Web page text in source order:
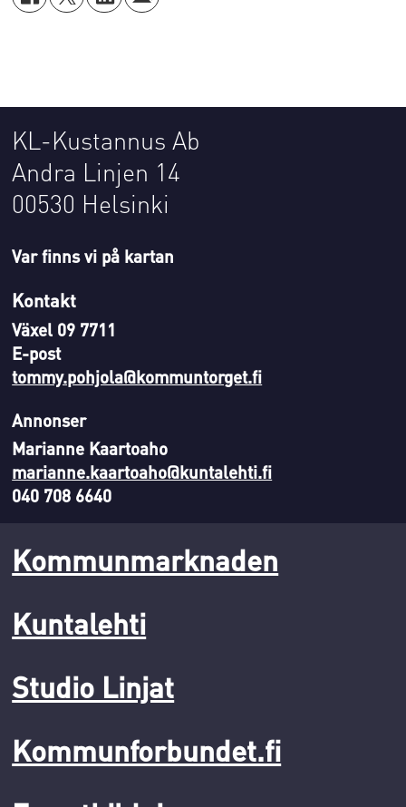
KL-Kustannus Ab
Andra Linjen 14
00530 Helsinki
Var finns vi på kartan
Kontakt
Växel 09 7711
E-post
tommy.pohjola@kommuntorget.fi
Annonser
Marianne Kaartoaho
marianne.kaartoaho@kuntalehti.fi
040 708 6640
Kommunmarknaden
Kuntalehti
Studio Linjat
Kommunforbundet.fi